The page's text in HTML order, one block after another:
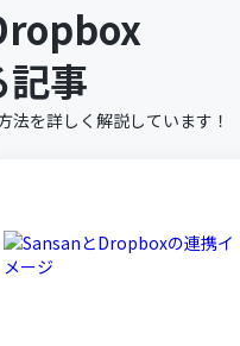
記事
法を詳しく解説しています！